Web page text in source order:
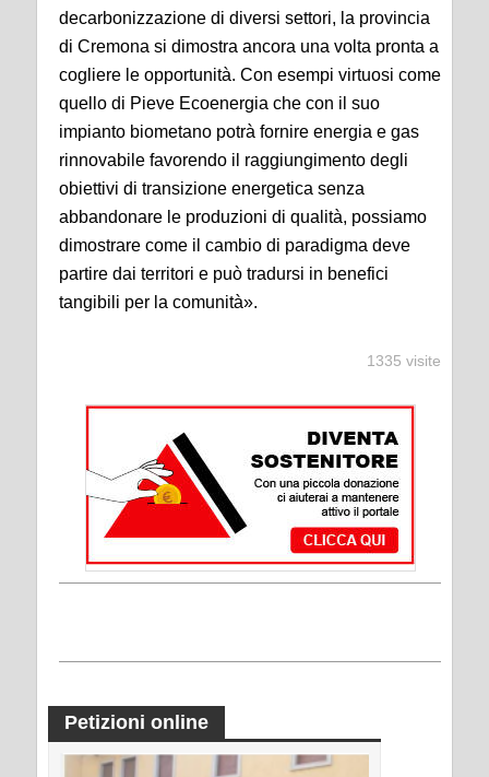
decarbonizzazione di diversi settori, la provincia
di Cremona si dimostra ancora una volta pronta a
cogliere le opportunità. Con esempi virtuosi come
quello di Pieve Ecoenergia che con il suo
impianto biometano potrà fornire energia e gas
rinnovabile favorendo il raggiungimento degli
obiettivi di transizione energetica senza
abbandonare le produzioni di qualità, possiamo
dimostrare come il cambio di paradigma deve
partire dai territori e può tradursi in benefici
tangibili per la comunità».
1335 visite
Petizioni online